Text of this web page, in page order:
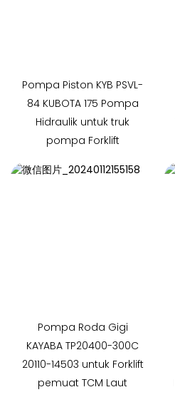
Pompa Piston KYB PSVL-
84 KUBOTA 175 Pompa
Hidraulik untuk truk
pompa Forklift
Pompa Roda Gigi
KAYABA TP20400-300C
20110-14503 untuk Forklift
pemuat TCM Laut